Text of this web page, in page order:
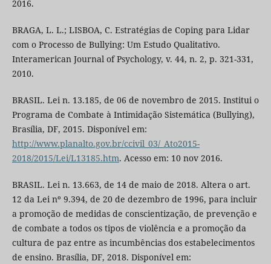
2016.
BRAGA, L. L.; LISBOA, C. Estratégias de Coping para Lidar
com o Processo de Bullying: Um Estudo Qualitativo.
Interamerican Journal of Psychology, v. 44, n. 2, p. 321-331,
2010.
BRASIL. Lei n. 13.185, de 06 de novembro de 2015. Institui o
Programa de Combate à Intimidação Sistemática (Bullying),
Brasília, DF, 2015. Disponível em:
http://www.planalto.gov.br/ccivil_03/_Ato2015-
2018/2015/Lei/L13185.htm. Acesso em: 10 nov 2016.
BRASIL. Lei n. 13.663, de 14 de maio de 2018. Altera o art.
12 da Lei nº 9.394, de 20 de dezembro de 1996, para incluir
a promoção de medidas de conscientização, de prevenção e
de combate a todos os tipos de violência e a promoção da
cultura de paz entre as incumbências dos estabelecimentos
de ensino. Brasília, DF, 2018. Disponível em: